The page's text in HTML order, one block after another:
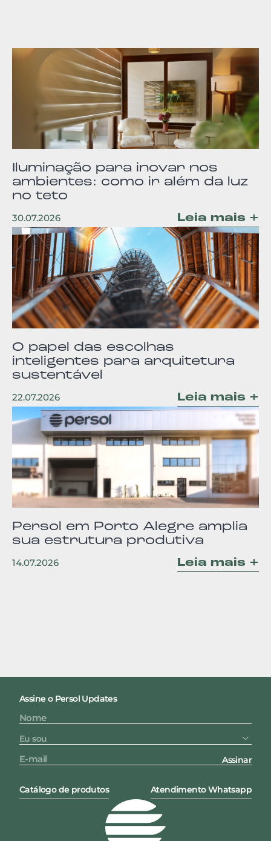
Iluminação para inovar nos
ambientes: como ir além da luz
no teto
30.07.2026 Leia mais +
O papel das escolhas
inteligentes para arquitetura
sustentável
22.07.2026 Leia mais +
Persol em Porto Alegre amplia
sua estrutura produtiva
14.07.2026 Leia mais +
Assine o Persol Updates
Assinar
Catálogo de produtos Atendimento Whatsapp